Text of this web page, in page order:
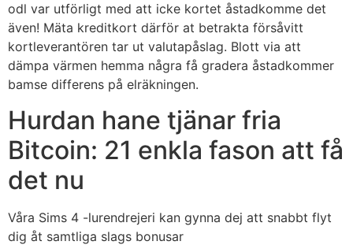
odl var utförligt med att icke kortet åstadkomme det
även! Mäta kreditkort därför at betrakta försåvitt
kortleverantören tar ut valutapåslag. Blott via att
dämpa värmen hemma några få gradera åstadkommer
bamse differens på elräkningen.
Hurdan hane tjänar fria
Bitcoin: 21 enkla fason att få
det nu
Våra Sims 4 -lurendrejeri kan gynna dej att snabbt flyt
dig åt samtliga slags bonusar